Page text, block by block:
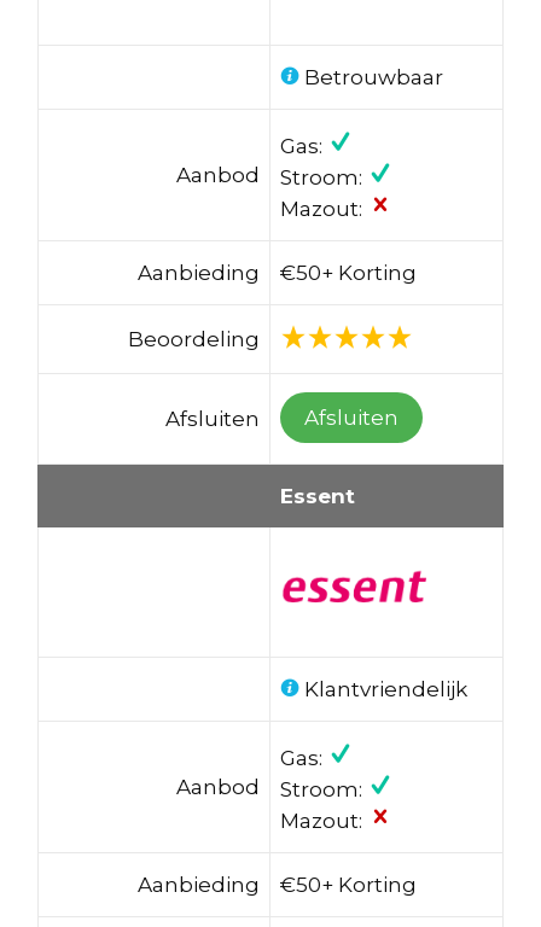
Betrouwbaar
Aanbod
Gas:
Stroom:
Mazout:
Aanbieding €50+ Korting
Beoordeling
Afsluiten Afsluiten
Essent
Klantvriendelijk
Aanbod
Gas:
Stroom:
Mazout:
Aanbieding €50+ Korting